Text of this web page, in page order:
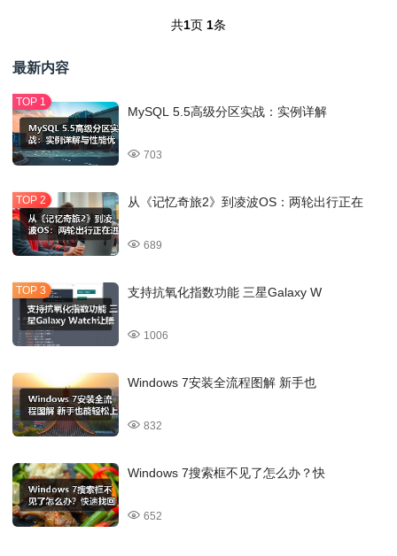
共1页 1条
最新内容
MySQL 5.5高级分区实战：实例详解
703
从《记忆奇旅2》到凌波OS：两轮出行正在
689
支持抗氧化指数功能 三星Galaxy W
1006
Windows 7安装全流程图解 新手也
832
Windows 7搜索框不见了怎么办？快
652